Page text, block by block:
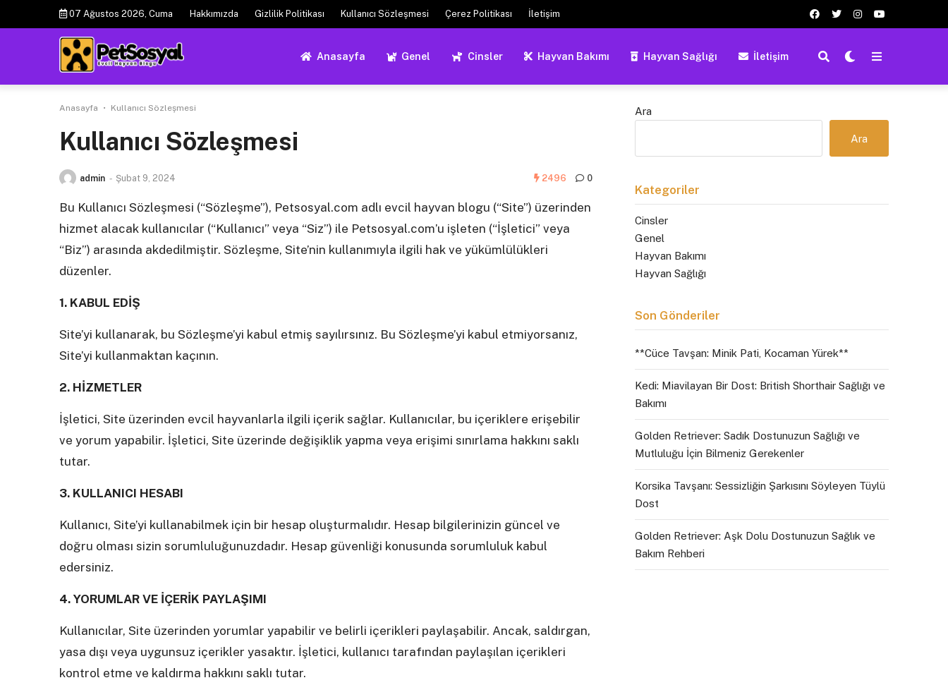
07 Ağustos 2026, Cuma Hakkımızda Gizlilik Politikası Kullanıcı Sözleşmesi Çerez Politikası İletişim
Anasayfa Genel Cinsler Hayvan Bakımı Hayvan Sağlığı İletişim
Anasayfa • Kullanıcı Sözleşmesi
Kullanıcı Sözleşmesi
admin - Şubat 9, 2024 2496 0
Bu Kullanıcı Sözleşmesi (“Sözleşme”), Petsosyal.com adlı evcil hayvan blogu (“Site”) üzerinden
hizmet alacak kullanıcılar (“Kullanıcı” veya “Siz”) ile Petsosyal.com’u işleten (“İşletici” veya
“Biz”) arasında akdedilmiştir. Sözleşme, Site’nin kullanımıyla ilgili hak ve yükümlülükleri
düzenler.
1. KABUL EDİŞ
Site’yi kullanarak, bu Sözleşme’yi kabul etmiş sayılırsınız. Bu Sözleşme’yi kabul etmiyorsanız,
Site’yi kullanmaktan kaçının.
2. HİZMETLER
İşletici, Site üzerinden evcil hayvanlarla ilgili içerik sağlar. Kullanıcılar, bu içeriklere erişebilir
ve yorum yapabilir. İşletici, Site üzerinde değişiklik yapma veya erişimi sınırlama hakkını saklı
tutar.
3. KULLANICI HESABI
Kullanıcı, Site’yi kullanabilmek için bir hesap oluşturmalıdır. Hesap bilgilerinizin güncel ve
doğru olması sizin sorumluluğunuzdadır. Hesap güvenliği konusunda sorumluluk kabul
edersiniz.
4. YORUMLAR VE İÇERİK PAYLAŞIMI
Kullanıcılar, Site üzerinden yorumlar yapabilir ve belirli içerikleri paylaşabilir. Ancak, saldırgan,
yasa dışı veya uygunsuz içerikler yasaktır. İşletici, kullanıcı tarafından paylaşılan içerikleri
kontrol etme ve kaldırma hakkını saklı tutar.
Ara
Ara
Kategoriler
Cinsler
Genel
Hayvan Bakımı
Hayvan Sağlığı
Son Gönderiler
**Cüce Tavşan: Minik Pati, Kocaman Yürek**
Kedi: Miavilayan Bir Dost: British Shorthair Sağlığı ve
Bakımı
Golden Retriever: Sadık Dostunuzun Sağlığı ve
Mutluluğu İçin Bilmeniz Gerekenler
Korsika Tavşanı: Sessizliğin Şarkısını Söyleyen Tüylü
Dost
Golden Retriever: Aşk Dolu Dostunuzun Sağlık ve
Bakım Rehberi